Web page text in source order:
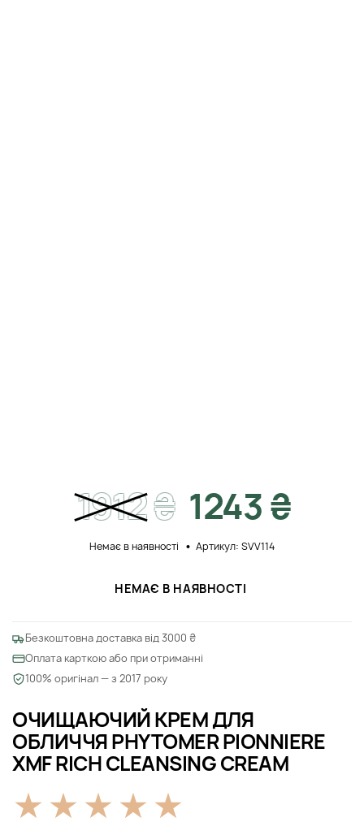
ОЧИЩАЮЧИЙ КРЕМ ДЛЯ
ОБЛИЧЧЯ PHYTOMER PIONNIERE
XMF RICH CLEANSING CREAM
1912₴ 1243 ₴
Немає в наявності Артикул: SVV114
НЕМАЄ В НАЯВНОСТІ
Безкоштовна доставка від 3000 ₴
Оплата карткою або при отриманні
100% оригінал — з 2017 року